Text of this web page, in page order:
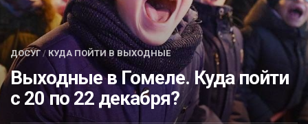
БЛИЦ-ОПРОС
АФИША
ДОСУГ / КУДА ПОЙТИ В ВЫХОДНЫЕ
Выходные в Гомеле. Куда пойти
с 20 по 22 декабря?